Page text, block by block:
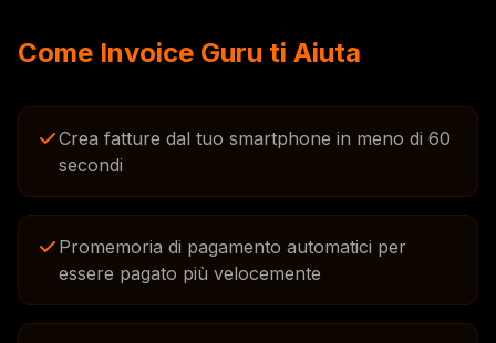
Come Invoice Guru ti Aiuta
Crea fatture dal tuo smartphone in meno di 60
secondi
Promemoria di pagamento automatici per
essere pagato più velocemente